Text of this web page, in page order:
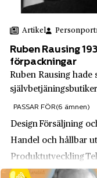
Fjällräven
Ford Motor
Forum
Fyris
G & L Beijer
Galderma
Artikel
Ruben Rausing
förpackningar
Ruben Rausing hade
hanteringen av
minskade, hygienen
PASSAR FÖR(6 ämnen)
Design Försäljning
Handel och hållbar
Produktutveckling